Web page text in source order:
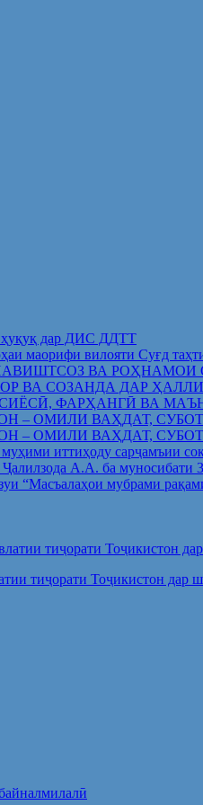
ҳуқуқ дар ДИС ДДТТ
соҳаи маорифи
ВА РОҲНАМОИ
ВА СОЗАНДА ДАР
ФАРҲАНГӢ ВА
– ОМИЛИ ВАҲДАТ,
– ОМИЛИ ВАҲДАТ,
иттиҳоду сарҷамъии
А.А. ба муносибати
“Масъалаҳои мубрами
тиҷорати Тоҷикистон дар